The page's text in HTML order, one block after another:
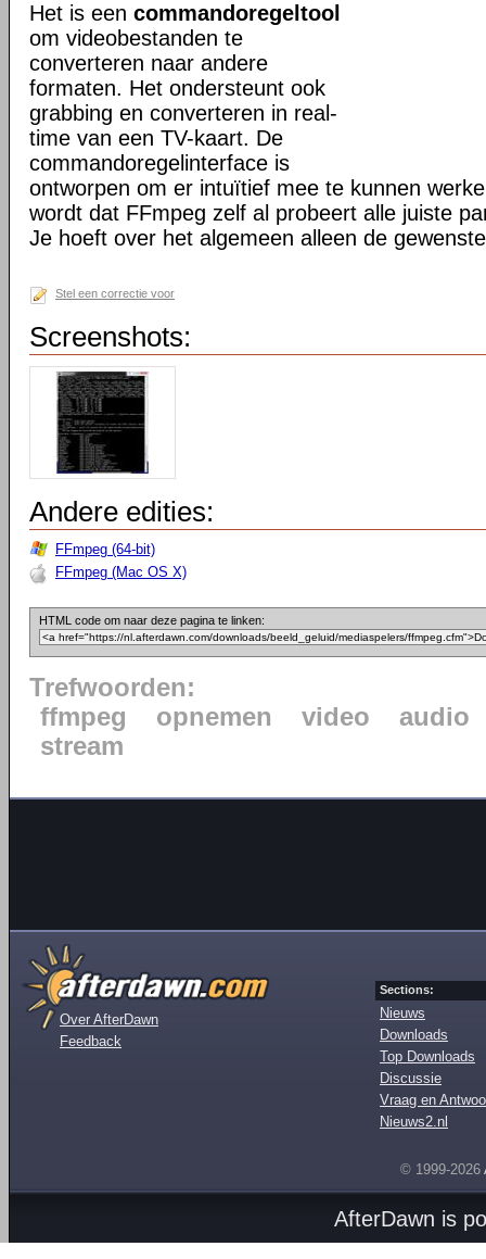
Het is een commandoregeltool
om videobestanden te
converteren naar andere
formaten. Het ondersteunt ook
grabbing en converteren in real-
time van een TV-kaart. De
commandoregelinterface is
ontworpen om er intuïtief mee te kunnen
wordt dat FFmpeg zelf al probeert alle juiste
Je hoeft over het algemeen alleen de
Stel een correctie voor
Screenshots:
Andere edities:
FFmpeg (64-bit)
FFmpeg (Mac OS X)
HTML code om naar deze pagina te linken:
Trefwoorden:
ffmpeg
opnemen video
audio
stream
Over AfterDawn
Feedback
Sections:
Nieuws
Downloads
Top Downloads
Discussie
Vraag en
Nieuws2.nl
© 1999-2026
AfterDawn is